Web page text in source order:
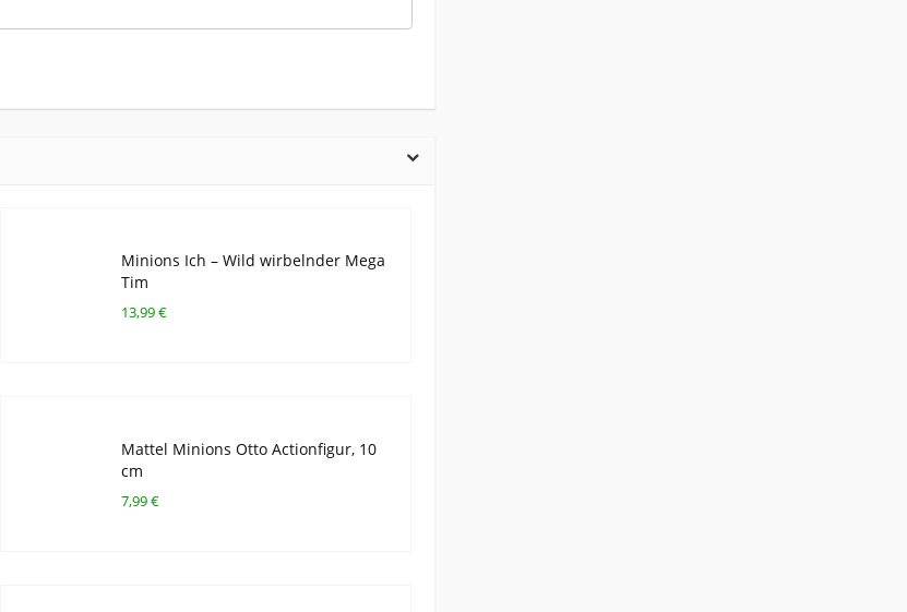
Minions Ich – Wild wirbelnder Mega
Tim
13,99 €
Mattel Minions Otto Actionfigur, 10
cm
7,99 €